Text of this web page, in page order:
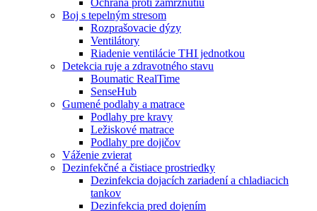
Boj s tepelným stresom
Rozprašovacie dýzy
Ventilátory
Riadenie ventilácie THI jednotkou
Detekcia ruje a zdravotného stavu
Boumatic RealTime
SenseHub
Gumené podlahy a matrace
Podlahy pre kravy
Ležiskové matrace
Podlahy pre dojičov
Váženie zvierat
Dezinfekčné a čistiace prostriedky
Dezinfekcia dojacích zariadení a chladiacich
tankov
Dezinfekcia pred dojením